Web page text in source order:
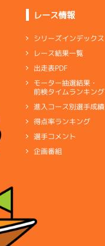
レース情報
シリーズインデックス
レース結果一覧
出走表PDF
モーター抽選結果・
前検タイムランキング
進入コース別選手成績
得点率ランキング
選手コメント
企画番組